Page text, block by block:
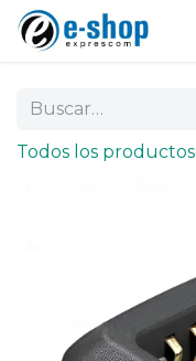
Todos los productos